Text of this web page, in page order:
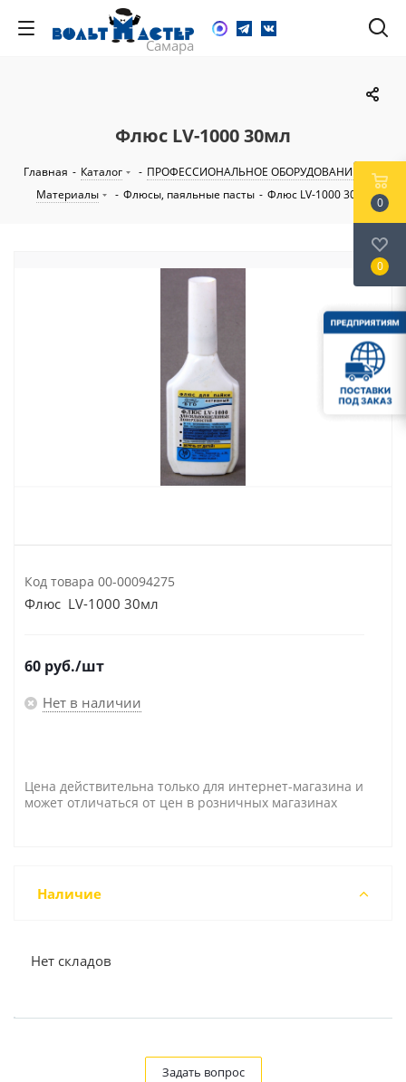
Флюс LV-1000 30мл
Главная - Каталог - ПРОФЕССИОНАЛЬНОЕ ОБОРУДОВАНИЕ
-
Материалы
- Флюсы, паяльные пасты - Флюс LV-1000 30мл
Код товара 00-00094275
Флюс LV-1000 30мл
60 руб./шт
Нет в наличии
Цена действительна только для интернет-магазина и
может отличаться от цен в розничных магазинах
Наличие
Нет складов
Задать вопрос
0
0